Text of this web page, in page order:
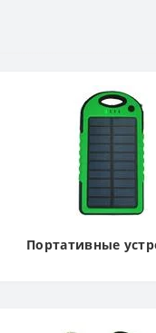
Портативные